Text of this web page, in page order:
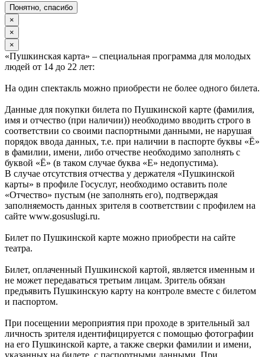
Понятно, спасибо
×
×
×
«Пушкинская карта» – специальная программа для молодых
людей от 14 до 22 лет:
На один спектакль можно приобрести не более одного билета.
Данные для покупки билета по Пушкинской карте (фамилия,
имя и отчество (при наличии)) необходимо вводить строго в
соответствии со своими паспортными данными, не нарушая
порядок ввода данных, т.е. при наличии в паспорте буквы «Ё»
в фамилии, имени, либо отчестве необходимо заполнять с
буквой «Ё» (в таком случае буква «Е» недопустима).
В случае отсутствия отчества у держателя «Пушкинской
карты» в профиле Госуслуг, необходимо оставить поле
«Отчество» пустым (не заполнять его), подтверждая
заполняемость данных зрителя в соответствии с профилем на
сайте www.gosuslugi.ru.
Билет по Пушкинской карте можно приобрести на сайте
театра.
Билет, оплаченный Пушкинской картой, является именным и
не может передаваться третьим лицам. Зритель обязан
предъявить Пушкинскую карту на контроле вместе с билетом
и паспортом.
При посещении мероприятия при проходе в зрительный зал
личность зрителя идентифицируется с помощью фотографии
на его Пушкинской карте, а также сверки фамилии и имени,
указанных на билете, с паспортными данными. При